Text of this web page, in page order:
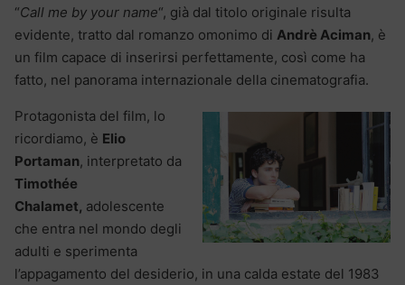
“Call me by your name“, già dal titolo originale risulta
evidente, tratto dal romanzo omonimo di Andrè Aciman, è
un film capace di inserirsi perfettamente, così come ha
fatto, nel panorama internazionale della cinematografia.
Protagonista del film, lo
ricordiamo, è Elio
Portaman, interpretato da
Timothée
Chalamet, adolescente
che entra nel mondo degli
adulti e sperimenta
l’appagamento del desiderio, in una calda estate del 1983